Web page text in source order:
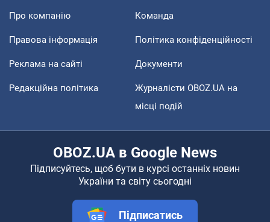
Про компанію Команда
Правова інформація Політика конфіденційності
Реклама на сайті Документи
Редакційна політика
Журналісти OBOZ.UA на
місці подій
OBOZ.UA в Google News
Підписуйтесь, щоб бути в курсі останніх новин
України та світу сьогодні
Підписатись